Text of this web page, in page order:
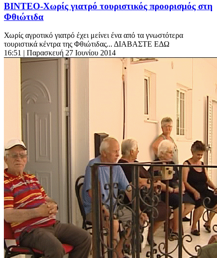
ΒΙΝΤΕΟ-Χωρίς γιατρό τουριστικός προορισμός στη
Φθιώτιδα
Χωρίς αγροτικό γιατρό έχει μείνει ένα από τα γνωστότερα
τουριστικά κέντρα της Φθιώτιδας... ΔΙΑΒΑΣΤΕ ΕΔΩ
16:51 | Παρασκευή 27 Ιουνίου 2014